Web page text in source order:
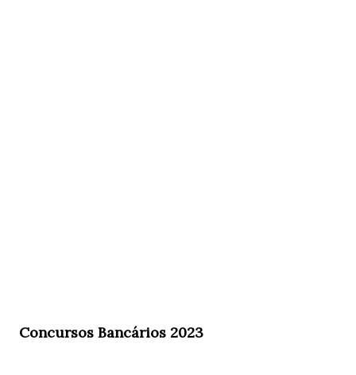
Concursos Bancários 2023